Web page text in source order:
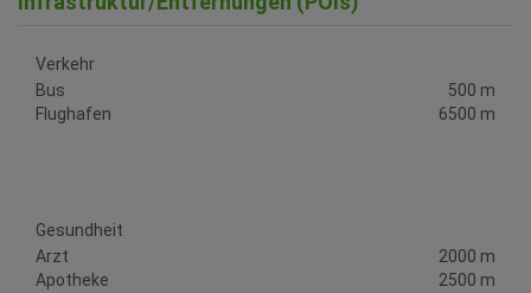
Verkehr
Bus
500 m
Flughafen
6500 m
Gesundheit
Arzt
2000 m
Apotheke
2500 m